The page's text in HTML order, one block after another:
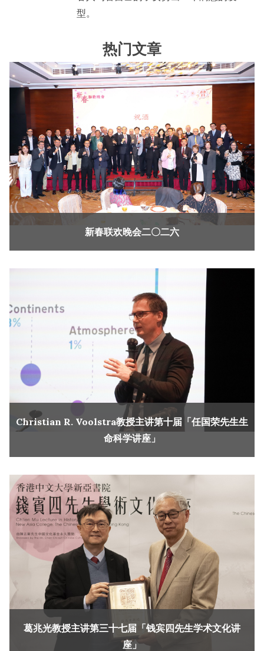
型。
热门文章
新春联欢晚会二〇二六
Christian R. Voolstra教授主讲第十届「任国荣先生生
命科学讲座」
葛兆光教授主讲第三十七届「钱宾四先生学术文化讲
座」